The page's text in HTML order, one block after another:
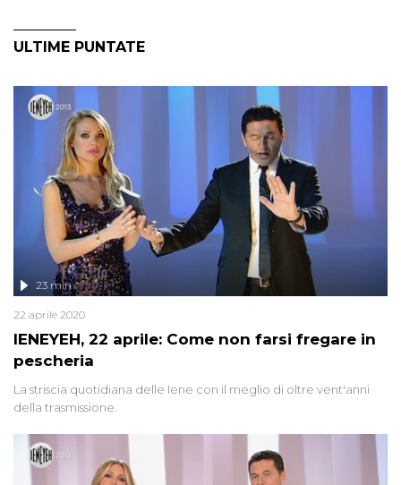
ULTIME PUNTATE
IENEYEH, 22 aprile: Come non farsi fregare in
pescheria
23 min
22 aprile 2020
La striscia quotidiana delle Iene con il meglio di oltre vent'anni
della trasmissione.